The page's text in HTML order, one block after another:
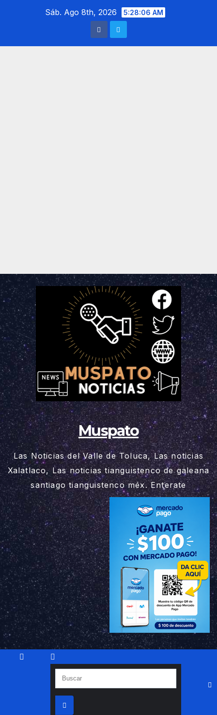
Sáb. Ago 8th, 2026 5:28:08 AM
Muspato
Las Noticias del Valle de Toluca, Las noticias
Xalatlaco, Las noticias tianguistenco de galeana
santiago tianguistenco méx. Enterate